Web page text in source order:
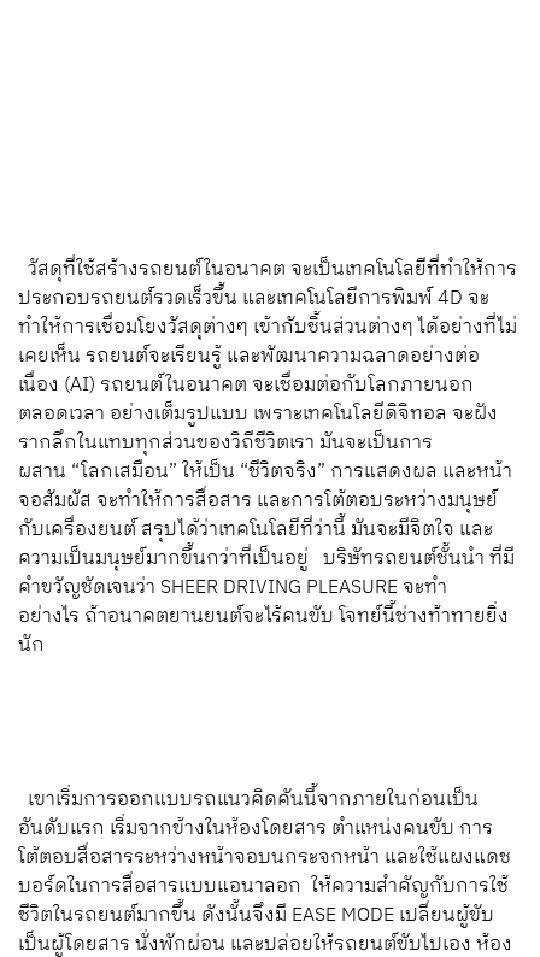
วัสดุที่ใช้สร้างรถยนต์ในอนาคต จะเป็นเทคโนโลยีที่ทำให้การ
ประกอบรถยนต์รวดเร็วขึ้น และเทคโนโลยีการพิมพ์ 4D จะ
ทำให้การเชื่อมโยงวัสดุต่างๆ เข้ากับชิ้นส่วนต่างๆ ได้อย่างที่ไม่
เคยเห็น รถยนต์จะเรียนรู้ และพัฒนาความฉลาดอย่างต่อ
เนื่อง (AI) รถยนต์ในอนาคต จะเชื่อมต่อกับโลกภายนอก
ตลอดเวลา อย่างเต็มรูปแบบ เพราะเทคโนโลยีดิจิทอล จะฝัง
รากลึกในแทบทุกส่วนของวิถีชีวิตเรา มันจะเป็นการ
ผสาน “โลกเสมือน” ให้เป็น “ชีวิตจริง” การแสดงผล และหน้า
จอสัมผัส จะทำให้การสื่อสาร และการโต้ตอบระหว่างมนุษย์
กับเครื่องยนต์ สรุปได้ว่าเทคโนโลยีที่ว่านี้ มันจะมีจิตใจ และ
ความเป็นมนุษย์มากขึ้นกว่าที่เป็นอยู่ บริษัทรถยนต์ชั้นนำ ที่มี
คำขวัญชัดเจนว่า SHEER DRIVING PLEASURE จะทำ
อย่างไร ถ้าอนาคตยานยนต์จะไร้คนขับ โจทย์นี้ช่างท้าทายยิ่ง
นัก